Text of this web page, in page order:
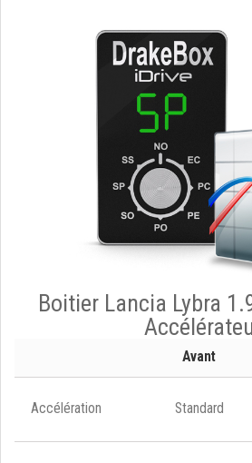
Boitier Lancia Lybra
Avant
Accélération Standard